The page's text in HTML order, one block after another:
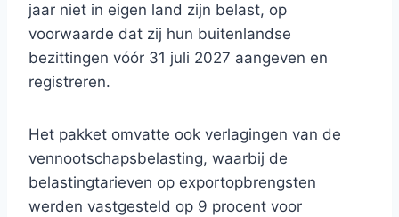
jaar niet in eigen land zijn belast, op
voorwaarde dat zij hun buitenlandse
bezittingen vóór 31 juli 2027 aangeven en
registreren.
Het pakket omvatte ook verlagingen van de
vennootschapsbelasting, waarbij de
belastingtarieven op exportopbrengsten
werden vastgesteld op 9 procent voor